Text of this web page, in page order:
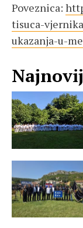
Poveznica:
tisuca-
ukazanja-u-